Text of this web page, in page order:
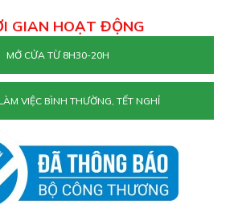
GIAN HOẠT ĐỘNG
MỞ CỬA TỪ 8H30-20H
VIỆC BÌNH THƯỜNG, TẾT NGHỈ